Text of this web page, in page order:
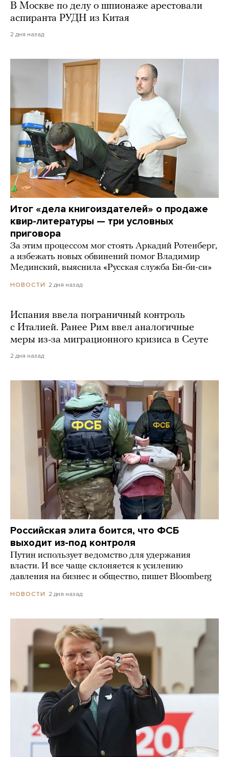
В Москве по делу о шпионаже арестовали
аспиранта РУДН из Китая
2 дня назад
Итог «дела книгоиздателей» о продаже
квир-литературы — три условных
приговора
За этим процессом мог стоять Аркадий Ротенберг,
а избежать новых обвинений помог Владимир
Мединский, выяснила «Русская служба Би-би-си»
НОВОСТИ 2 дня назад
Испания ввела пограничный контроль
с Италией. Ранее Рим ввел аналогичные
меры из-за миграционного кризиса в Сеуте
2 дня назад
Российская элита боится, что ФСБ
выходит из-под контроля
Путин использует ведомство для удержания
власти. И все чаще склоняется к усилению
давления на бизнес и общество, пишет Bloomberg
НОВОСТИ 2 дня назад